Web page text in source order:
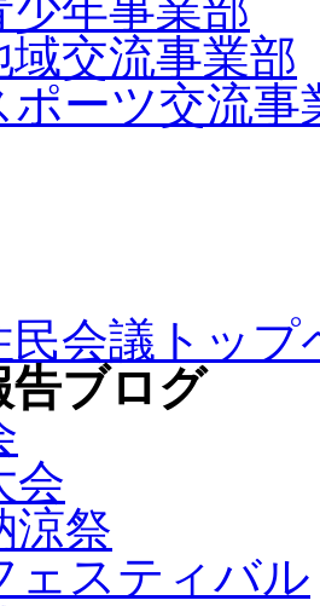
交流事業部
ポーツ交流事
民会議トップ
告ブログ
会
涼祭
ェスティバル